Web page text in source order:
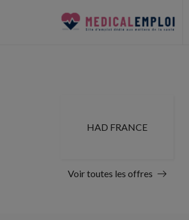
HAD FRANCE
Voir toutes les offres